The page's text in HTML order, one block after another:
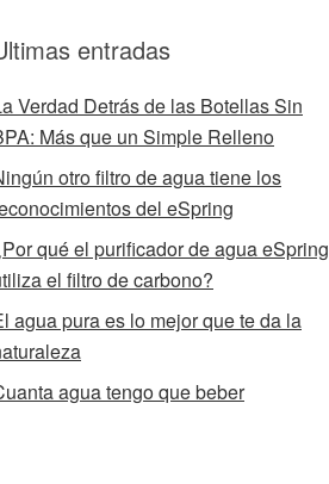
entradas
Verdad Detrás de las Botellas Sin
Más que un Simple Relleno
otro filtro de agua tiene los
del eSpring
qué el purificador de agua eSpring
el filtro de carbono?
agua pura es lo mejor que te da la
agua tengo que beber